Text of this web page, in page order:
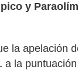
y
la apelación
a la